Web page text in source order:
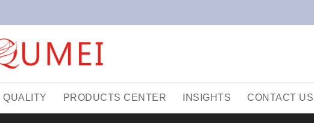
QUALITY PRODUCTS CENTER INSIGHTS CONTACT US